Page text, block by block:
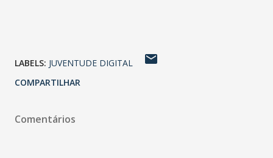
LABELS: JUVENTUDE DIGITAL
COMPARTILHAR
Comentários